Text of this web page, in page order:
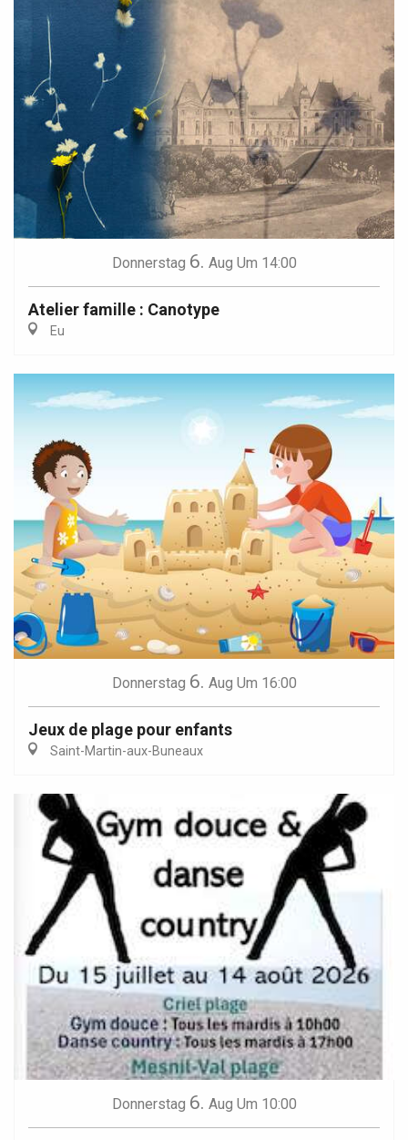
Donnerstag 6. Aug Um 14:00
Atelier famille : Canotype
Eu
Donnerstag 6. Aug Um 16:00
Jeux de plage pour enfants
Saint-Martin-aux-Buneaux
Donnerstag 6. Aug Um 10:00